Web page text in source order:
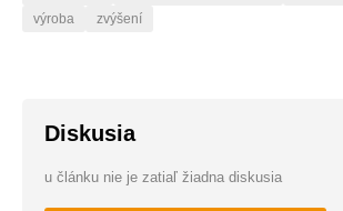
výroba
zvýšení
Diskusia
u článku nie je zatiaľ žiadna diskusia